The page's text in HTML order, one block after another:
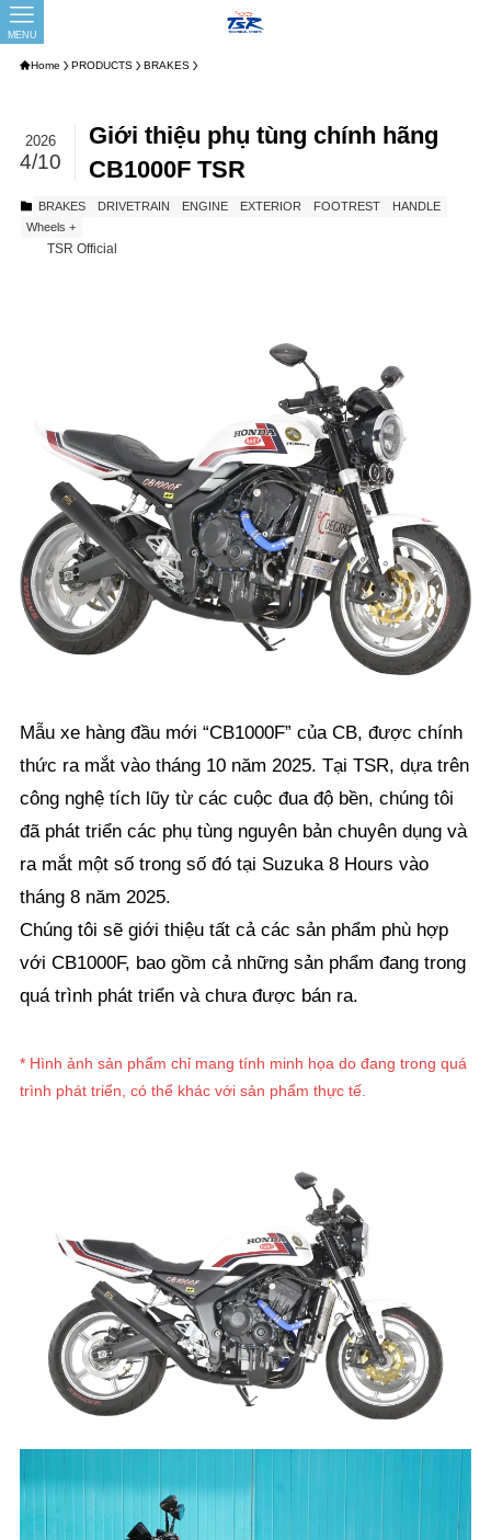
MENU
Home PRODUCTS BRAKES
Giới thiệu phụ tùng chính hãng
CB1000F TSR
2026
4/10
BRAKES DRIVETRAIN ENGINE EXTERIOR FOOTREST
HANDLE
Wheels +
TSR Official
Mẫu xe hàng đầu mới “CB1000F” của CB, được chính
thức ra mắt vào tháng 10 năm 2025. Tại TSR, dựa trên
công nghệ tích lũy từ các cuộc đua độ bền, chúng tôi
đã phát triển các phụ tùng nguyên bản chuyên dụng và
ra mắt một số trong số đó tại Suzuka 8 Hours vào
tháng 8 năm 2025.
Chúng tôi sẽ giới thiệu tất cả các sản phẩm phù hợp
với CB1000F, bao gồm cả những sản phẩm đang trong
quá trình phát triển và chưa được bán ra.
* Hình ảnh sản phẩm chỉ mang tính minh họa do đang trong quá
trình phát triển, có thể khác với sản phẩm thực tế.